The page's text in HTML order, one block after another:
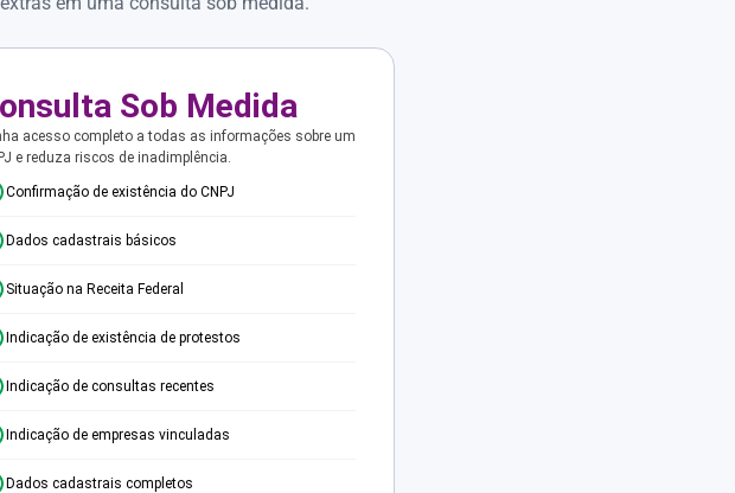
Sob Medida
acesso completo a todas as informações sobre um
e reduza riscos de inadimplência.
Confirmação de existência do CNPJ
Dados cadastrais básicos
Situação na Receita Federal
Indicação de existência de protestos
Indicação de consultas recentes
Indicação de empresas vinculadas
Dados cadastrais completos